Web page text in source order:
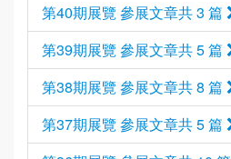
第40期展覽 參展文章共 3 篇
第39期展覽 參展文章共 5 篇
第38期展覽 參展文章共 8 篇
第37期展覽 參展文章共 5 篇